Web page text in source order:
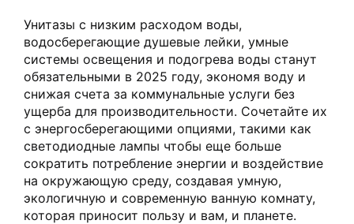
Унитазы с низким расходом воды,
водосберегающие душевые лейки, умные
системы освещения и подогрева воды станут
обязательными в 2025 году, экономя воду и
снижая счета за коммунальные услуги без
ущерба для производительности. Сочетайте их
с энергосберегающими опциями, такими как
светодиодные лампы чтобы еще больше
сократить потребление энергии и воздействие
на окружающую среду, создавая умную,
экологичную и современную ванную комнату,
которая приносит пользу и вам, и планете.